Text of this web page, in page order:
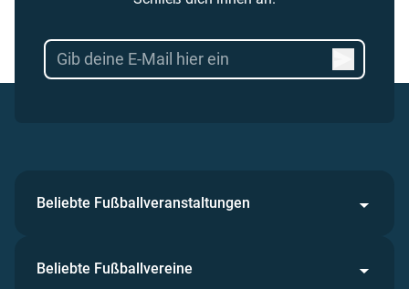
Beliebte Fußballveranstaltungen
Beliebte Fußballvereine